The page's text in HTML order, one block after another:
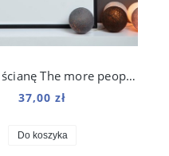
Plakat na ścianę The more people do salonu
37,00 zł
Do koszyka